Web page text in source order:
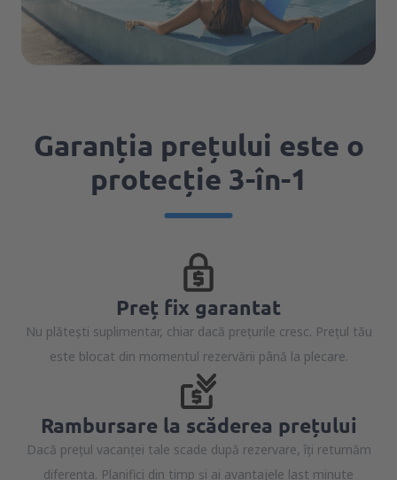
Garanția prețului este o
protecție 3-în-1
Preț fix garantat
Nu plătești suplimentar, chiar dacă prețurile cresc. Prețul tău
este blocat din momentul rezervării până la plecare.
Rambursare la scăderea prețului
Dacă prețul vacanței tale scade după rezervare, îți returnăm
diferența. Planifici din timp și ai avantajele last minute